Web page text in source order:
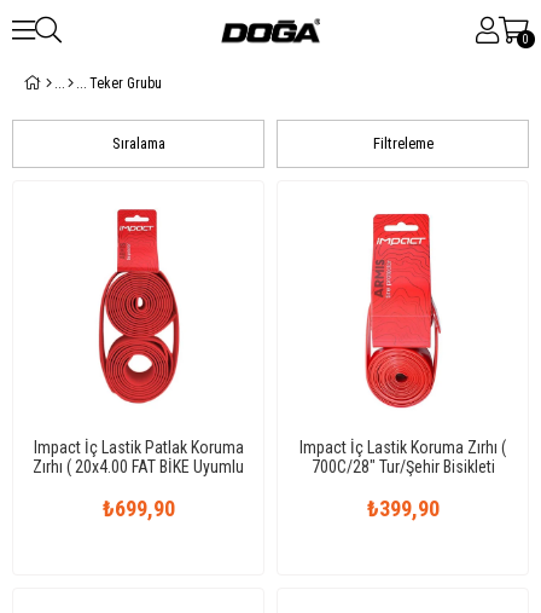
0
Teker Grubu
Filtreleme
Sıralama
Impact İç Lastik Patlak Koruma
Zırhı ( 20x4.00 FAT BİKE Uyumlu
₺699,90
Impact İç Lastik Koruma Zırhı (
700C/28" Tur/Şehir Bisikleti
₺399,90